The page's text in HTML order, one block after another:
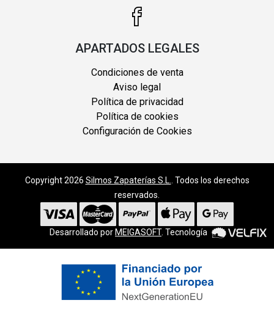
APARTADOS LEGALES
Condiciones de venta
Aviso legal
Política de privacidad
Política de cookies
Configuración de Cookies
Copyright 2026 Silmos Zapaterías S.L.
. Todos los derechos
reservados.
Desarrollado por MEIGASOFT. Tecnología